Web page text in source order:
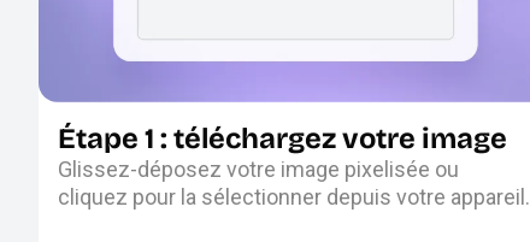
Étape 1 : téléchargez votre image
Glissez-déposez votre image pixelisée ou
cliquez pour la sélectionner depuis votre appareil.